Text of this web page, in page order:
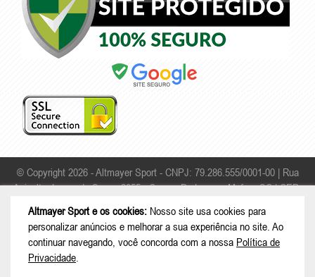
© Copyright 2026 - Altmayer Sport - CNPJ: 79.286.555/0001-00 | Rua
Apicultor Leonardo Sauer, 2055 - Campo Da Lança - Mafra - SC | CEP:
Altmayer Sport e os cookies: Nosso site usa cookies para
personalizar anúncios e melhorar a sua experiência no site. Ao
continuar navegando, você concorda com a nossa Política de
Privacidade